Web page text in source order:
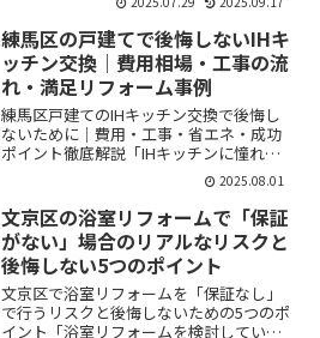
ームを検討する際、「どのくらい費用が
かかるの？」「どんな点に気を付ければ
失敗しない？」「業者選び...
練馬区の戸建てで後悔しないIHキ
ッチン交換｜費用相場・工事の流
れ・満足リフォーム事例
練馬区戸建てのIHキッチン交換で後悔し
ないために｜費用・工事・省エネ・成功
ポイント徹底解説「IHキッチンに憧れて
いるけど、本当に自宅でできるの？費用
や工事で失敗したくない…」練馬区にお
住まいの戸建てオーナー様の中には、キ
ッチンリフォームやI...
2025.08.01
文京区の浴室リフォームで「保証
がない」場合のリアルなリスクと
後悔しない5つのポイント
文京区で浴室リフォームを「保証なし」
で行うリスクと後悔しないための5つのポ
イント「浴室リフォームを検討している